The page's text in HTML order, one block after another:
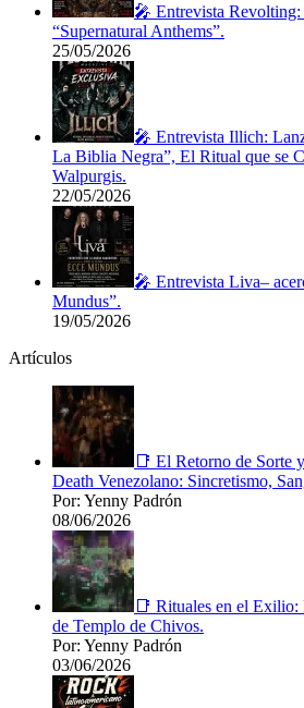
🎤 Entrevista
“Supernatural Anthems”.
25/05/2026
🎤 Entrevista Illich:
La Biblia Negra”, El Ritual que se
Walpurgis.
22/05/2026
🎤 Entrevista Liva–
Mundus”.
19/05/2026
Artículos
📑 El Retorno de Sorte
Death Venezolano: Sincretismo,
Por: Yenny Padrón
08/06/2026
📑 Rituales en el
de Templo de Chivos.
Por: Yenny Padrón
03/06/2026